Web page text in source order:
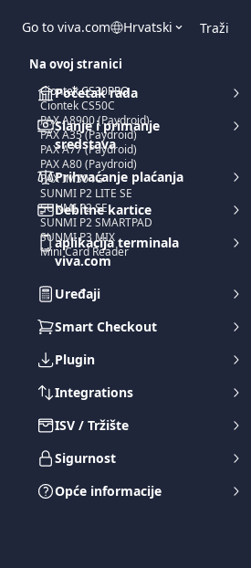
Go to viva.com Hrvatski Traži
Početak rada
Slanje i primanje
sredstava
Prihvaćanje plaćanja
Debitne kartice
aplikacija terminala
viva.com
Uređaji
Smart Checkout
Plugin
Integrations
ISV / Tržište
Sigurnost
Opće informacije
Na ovoj stranici
Ciontek CS30PRO
Ciontek CS50C
PAX A8900 (Paydroid)
PAX A35 (Paydroid)
PAX A77 (Paydroid)
PAX A80 (Paydroid)
PAX IM304G
SUNMI P2 LITE SE
SUNMI P2 SE
SUNMI P2 SMARTPAD
SUNMI P3 MIX
Mini Card Reader